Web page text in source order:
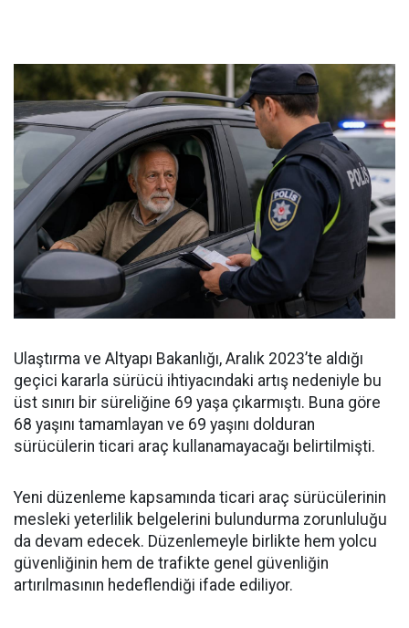
Ulaştırma ve Altyapı Bakanlığı, Aralık 2023’te aldığı
geçici kararla sürücü ihtiyacındaki artış nedeniyle bu
üst sınırı bir süreliğine 69 yaşa çıkarmıştı. Buna göre
68 yaşını tamamlayan ve 69 yaşını dolduran
sürücülerin ticari araç kullanamayacağı belirtilmişti.
Yeni düzenleme kapsamında ticari araç sürücülerinin
mesleki yeterlilik belgelerini bulundurma zorunluluğu
da devam edecek. Düzenlemeyle birlikte hem yolcu
güvenliğinin hem de trafikte genel güvenliğin
artırılmasının hedeflendiği ifade ediliyor.